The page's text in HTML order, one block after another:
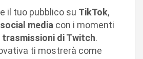
il tuo pubblico su TikTok,
social media con i momenti
trasmissioni di Twitch.
ti mostrerà come